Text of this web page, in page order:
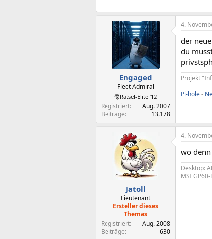
Engaged
Fleet Admiral
🎅Rätsel-Elite ’12
Registriert
Aug. 2007
Beiträge
13.178
4.
der
du
Projekt
Pi-hole-
Jatoll
Lieutenant
Ersteller dieses
Themas
Registriert
Aug. 2008
Beiträge
630
4.
wo denn
Desktop:
MSI